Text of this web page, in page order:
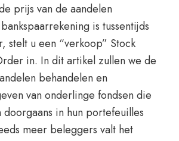
prijs van de aandelen
is tussentijds
stelt u een “verkoop” Stock
in. In dit artikel zullen we de
behandelen en
van onderlinge fondsen die
in hun portefeuilles
meer beleggers valt het